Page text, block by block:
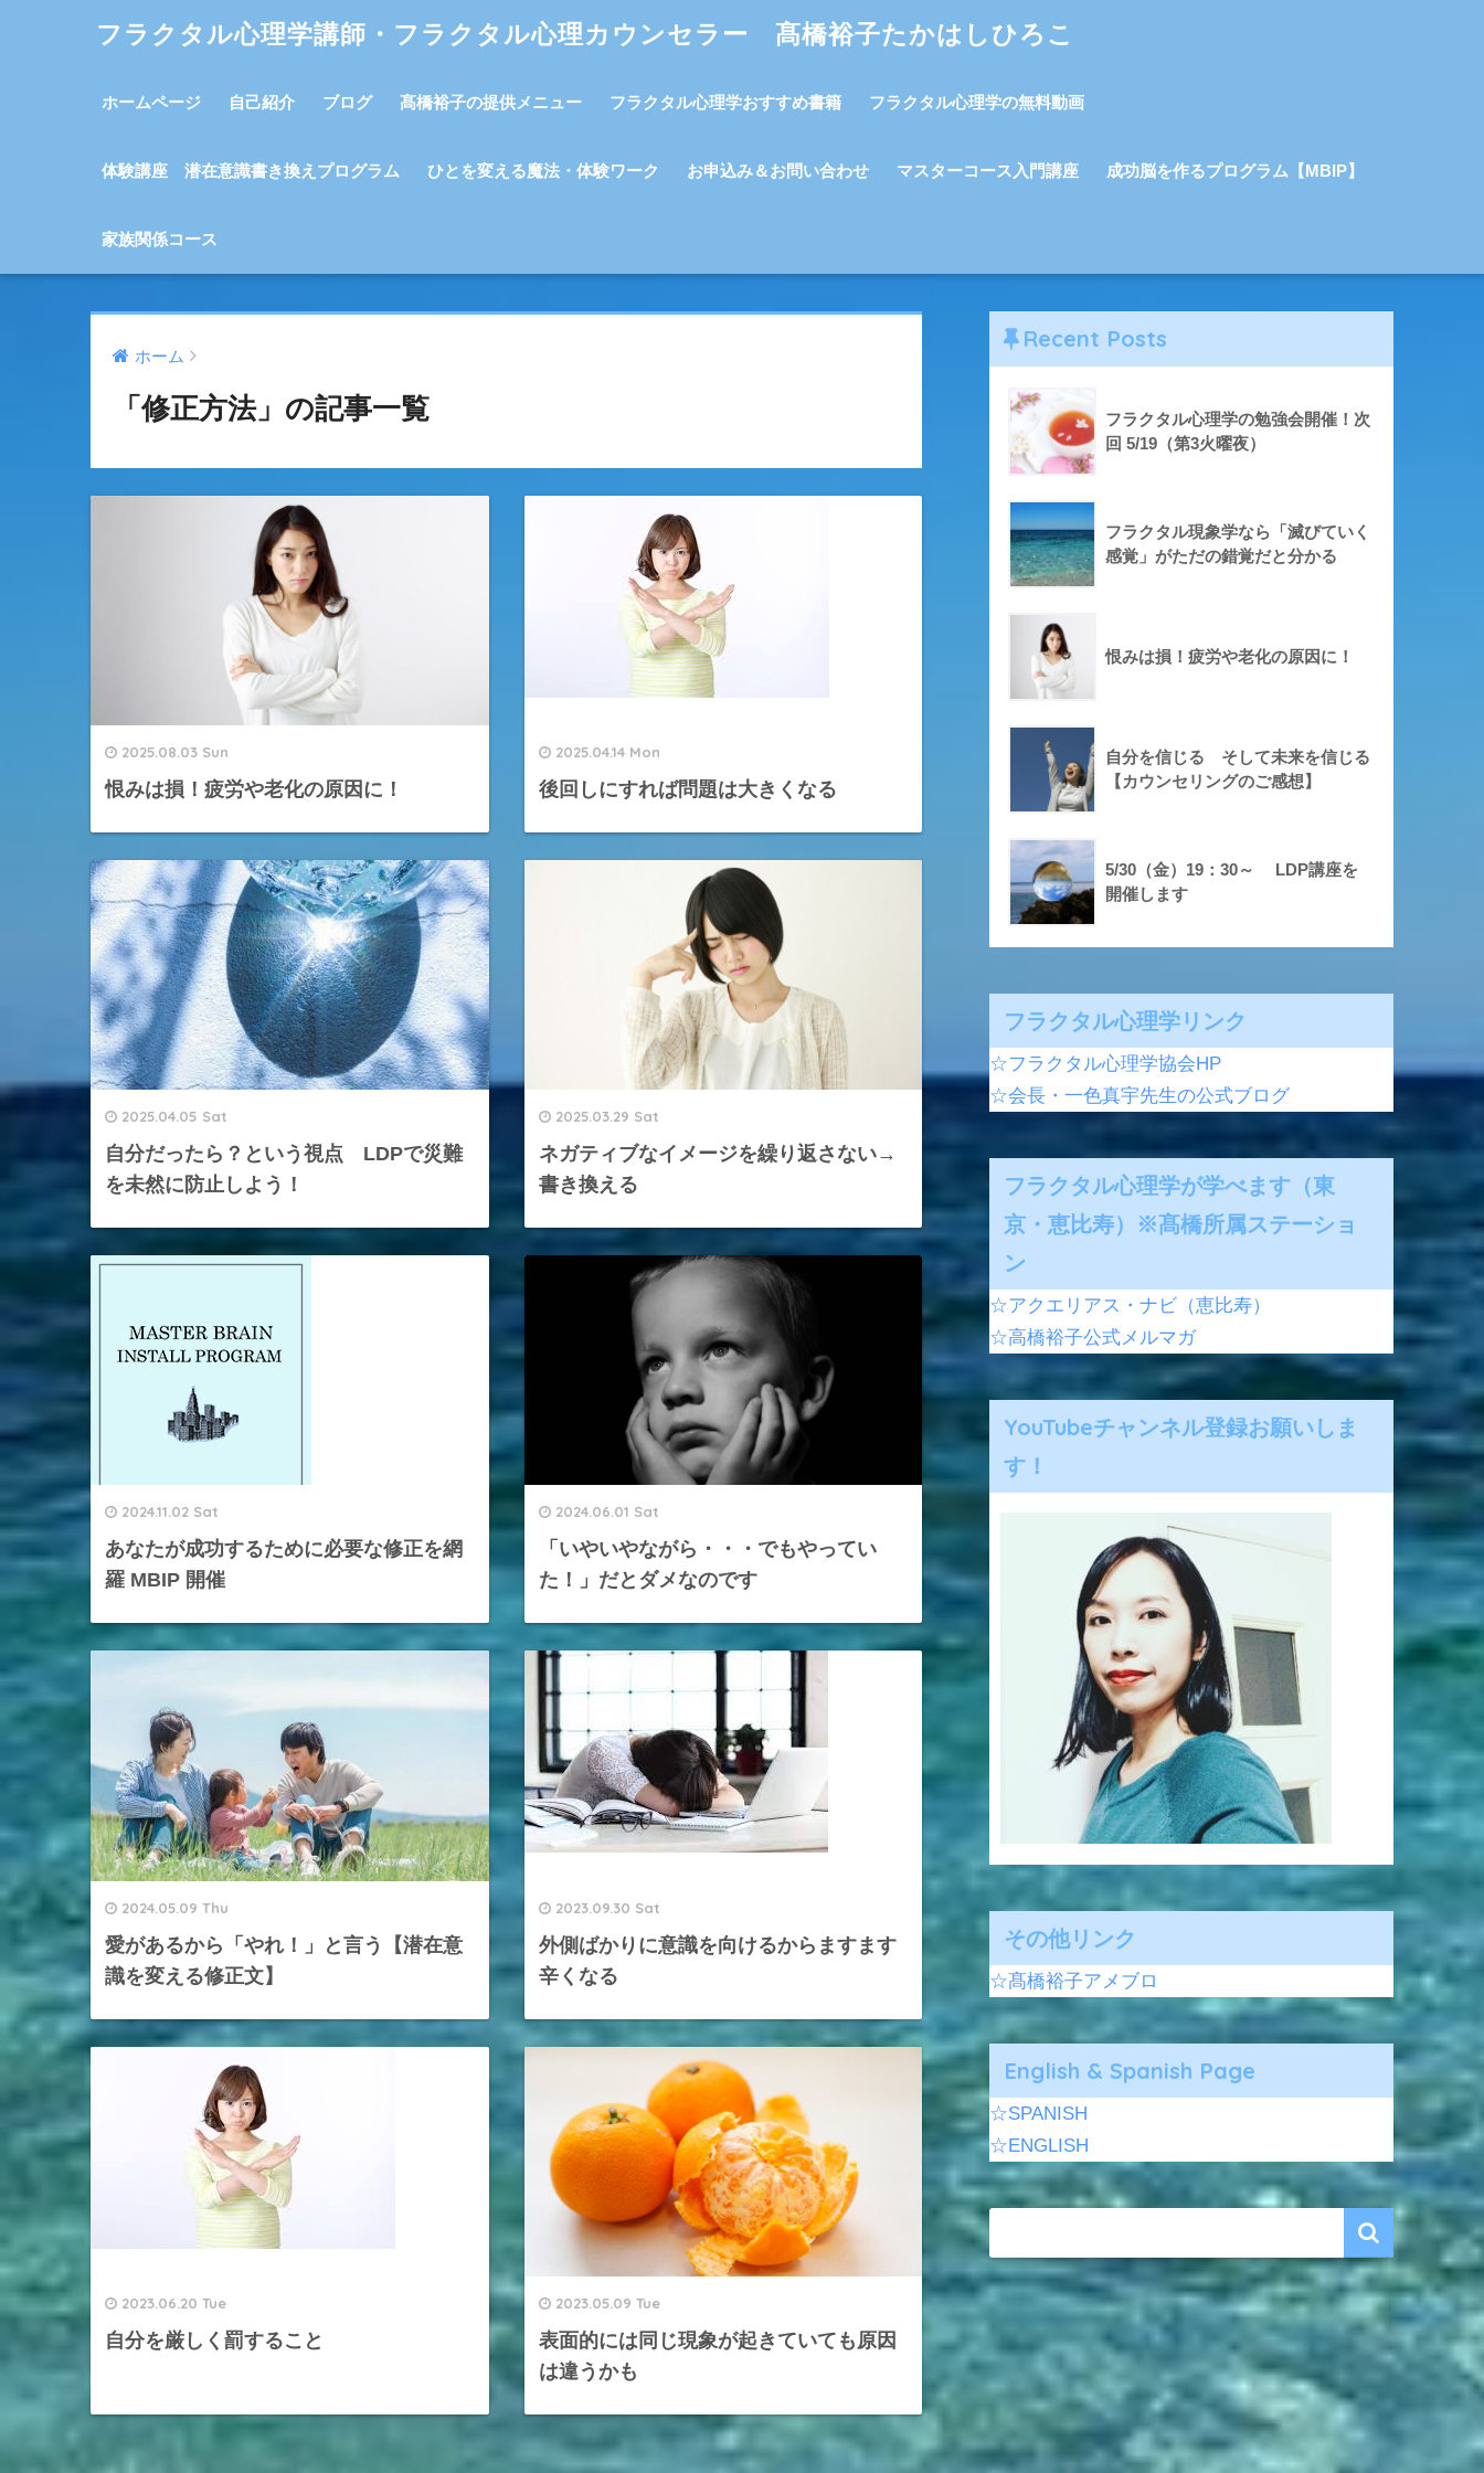
フラクタル心理学講師・フラクタル心理カウンセラー 髙橋裕子たかはしひろこ
ホームページ 自己紹介 ブログ 髙橋裕子の提供メニュー フラクタル心理学おすすめ書籍 フラクタル心理学の無料動画
体験講座 潜在意識書き換えプログラム ひとを変える魔法・体験ワーク お申込み＆お問い合わせ マスターコース入門講座 成功脳を作るプログラム【MBIP】
家族関係コース
ホーム
「修正方法」の記事一覧
2025.08.03 Sun
恨みは損！疲労や老化の原因に！
2025.04.14 Mon
後回しにすれば問題は大きくなる
2025.04.05 Sat
自分だったら？という視点 LDPで災難
を未然に防止しよう！
2025.03.29 Sat
ネガティブなイメージを繰り返さない→
書き換える
2024.11.02 Sat
あなたが成功するために必要な修正を網
羅 MBIP 開催
2024.06.01 Sat
「いやいやながら・・・でもやってい
た！」だとダメなのです
2024.05.09 Thu
愛があるから「やれ！」と言う【潜在意
識を変える修正文】
2023.09.30 Sat
外側ばかりに意識を向けるからますます
辛くなる
2023.06.20 Tue
自分を厳しく罰すること
2023.05.09 Tue
表面的には同じ現象が起きていても原因
は違うかも
Recent Posts
フラクタル心理学の勉強会開催！次
回 5/19（第3火曜夜）
フラクタル現象学なら「滅びていく
感覚」がただの錯覚だと分かる
恨みは損！疲労や老化の原因に！
自分を信じる そして未来を信じる
【カウンセリングのご感想】
5/30（金）19：30～ LDP講座を
開催します
フラクタル心理学リンク
☆フラクタル心理学協会HP
☆会長・一色真宇先生の公式ブログ
フラクタル心理学が学べます（東
京・恵比寿）※髙橋所属ステーショ
ン
☆アクエリアス・ナビ（恵比寿）
☆高橋裕子公式メルマガ
YouTubeチャンネル登録お願いしま
す！
その他リンク
☆髙橋裕子アメブロ
English & Spanish Page
☆SPANISH
☆ENGLISH